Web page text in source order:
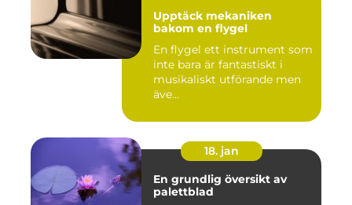
Upptäck mekaniken
bakom en flygel
En flygel ett instrument som
inte bara är fantastiskt i
musikaliskt utförande men
äve...
18. jan
En grundlig översikt av
palettblad